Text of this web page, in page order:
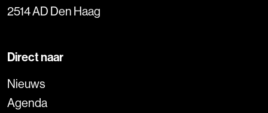
2514 AD Den Haag
Direct naar
Nieuws
Agenda